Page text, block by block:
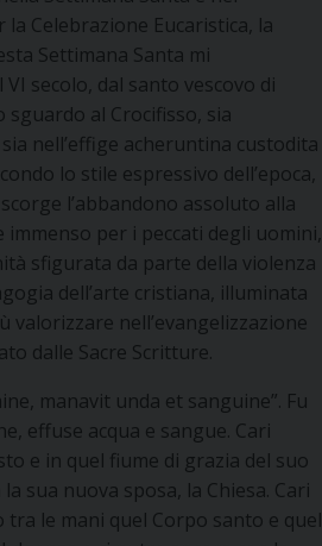
Celebrazione Eucaristica, la
Settimana Santa mi
secolo, dal santo vescovo di
al Crocifisso, sia
nell’effige acheruntina custodita
lo stile espressivo dell’epoca,
l’abbandono assoluto alla
immenso per i peccati degli uomini,
sfigurata da parte della violenza
dell’arte cristiana, illuminata
nell’evangelizzazione
dalle Sacre Scritture.
manavit unda et sanguine”. Fu
effuse acqua e sangue. Cari
e in quel fiume di grazia del suo
sua nuova sposa, la Chiesa. Cari
le mani quel Corpo santo e quel